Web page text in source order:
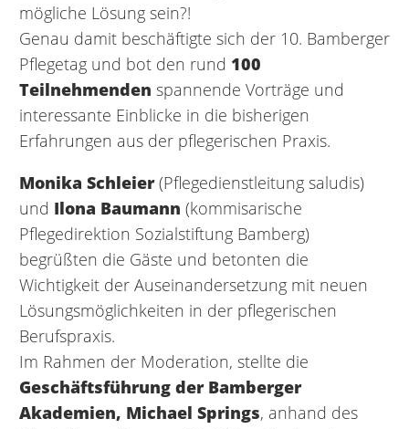
mögliche Lösung sein?!
Genau damit beschäftigte sich der 10. Bamberger
Pflegetag und bot den rund 100
Teilnehmenden spannende Vorträge und
interessante Einblicke in die bisherigen
Erfahrungen aus der pflegerischen Praxis.
Monika Schleier(Pflegedienstleitung saludis)
und Ilona Baumann (kommisarische
Pflegedirektion Sozialstiftung Bamberg)
begrüßten die Gäste und betonten die
Wichtigkeit der Auseinandersetzung mit neuen
Lösungsmöglichkeiten in der pflegerischen
Berufspraxis.
Im Rahmen der Moderation, stellte die
Geschäftsführung der Bamberger
Akademien, Michael Springs, anhand des